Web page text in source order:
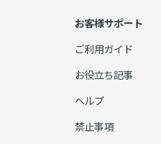
お客様サポート
ご利用ガイド
お役立ち記事
ヘルプ
禁止事項